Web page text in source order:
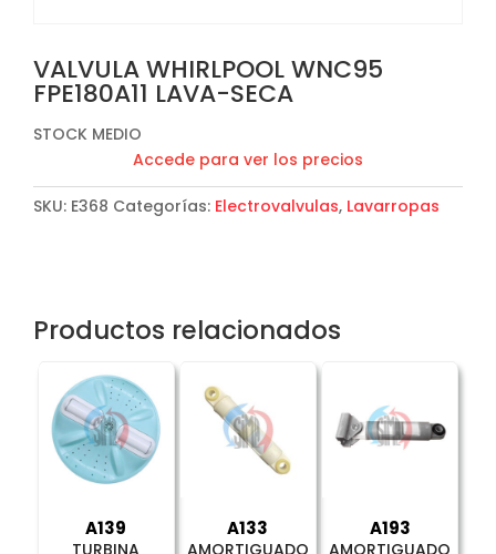
VALVULA WHIRLPOOL WNC95
FPE180A11 LAVA-SECA
STOCK MEDIO
Accede para ver los precios
SKU: E368 Categorías: Electrovalvulas, Lavarropas
Productos relacionados
A139 A133 A193